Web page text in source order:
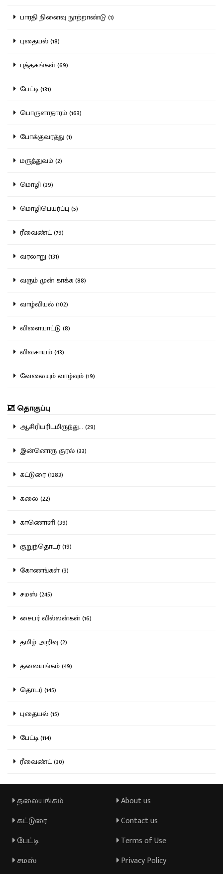
பாரதி நினைவு நூற்றாண்டு (1)
புதையல் (18)
புத்தகங்கள் (69)
பேட்டி (131)
பொருளாதாரம் (163)
போக்குவரத்து (1)
மருத்துவம் (2)
மொழி (39)
மொழிபெயர்ப்பு (5)
ரீவைண்ட் (79)
வரலாறு (131)
வரும் முன் காக்க (88)
வாழ்வியல் (102)
விளையாட்டு (8)
விவசாயம் (43)
வேலையும் வாழ்வும் (19)
தொகுப்பு
ஆசிரியரிடமிருந்து... (29)
இன்னொரு குரல் (33)
கட்டுரை (1283)
கலை (22)
காணொளி (39)
குறுந்தொடர் (19)
கோணங்கள் (3)
சமஸ் (245)
சைபர் வில்லன்கள் (16)
தமிழ் அறிவு (2)
தலையங்கம் (49)
தொடர் (145)
புதையல் (15)
பேட்டி (114)
ரீவைண்ட் (30)
தலையங்கம்
கட்டுரை
பேட்டி
சமஸ்
About us
Contact us
Terms of Use
Privacy Policy